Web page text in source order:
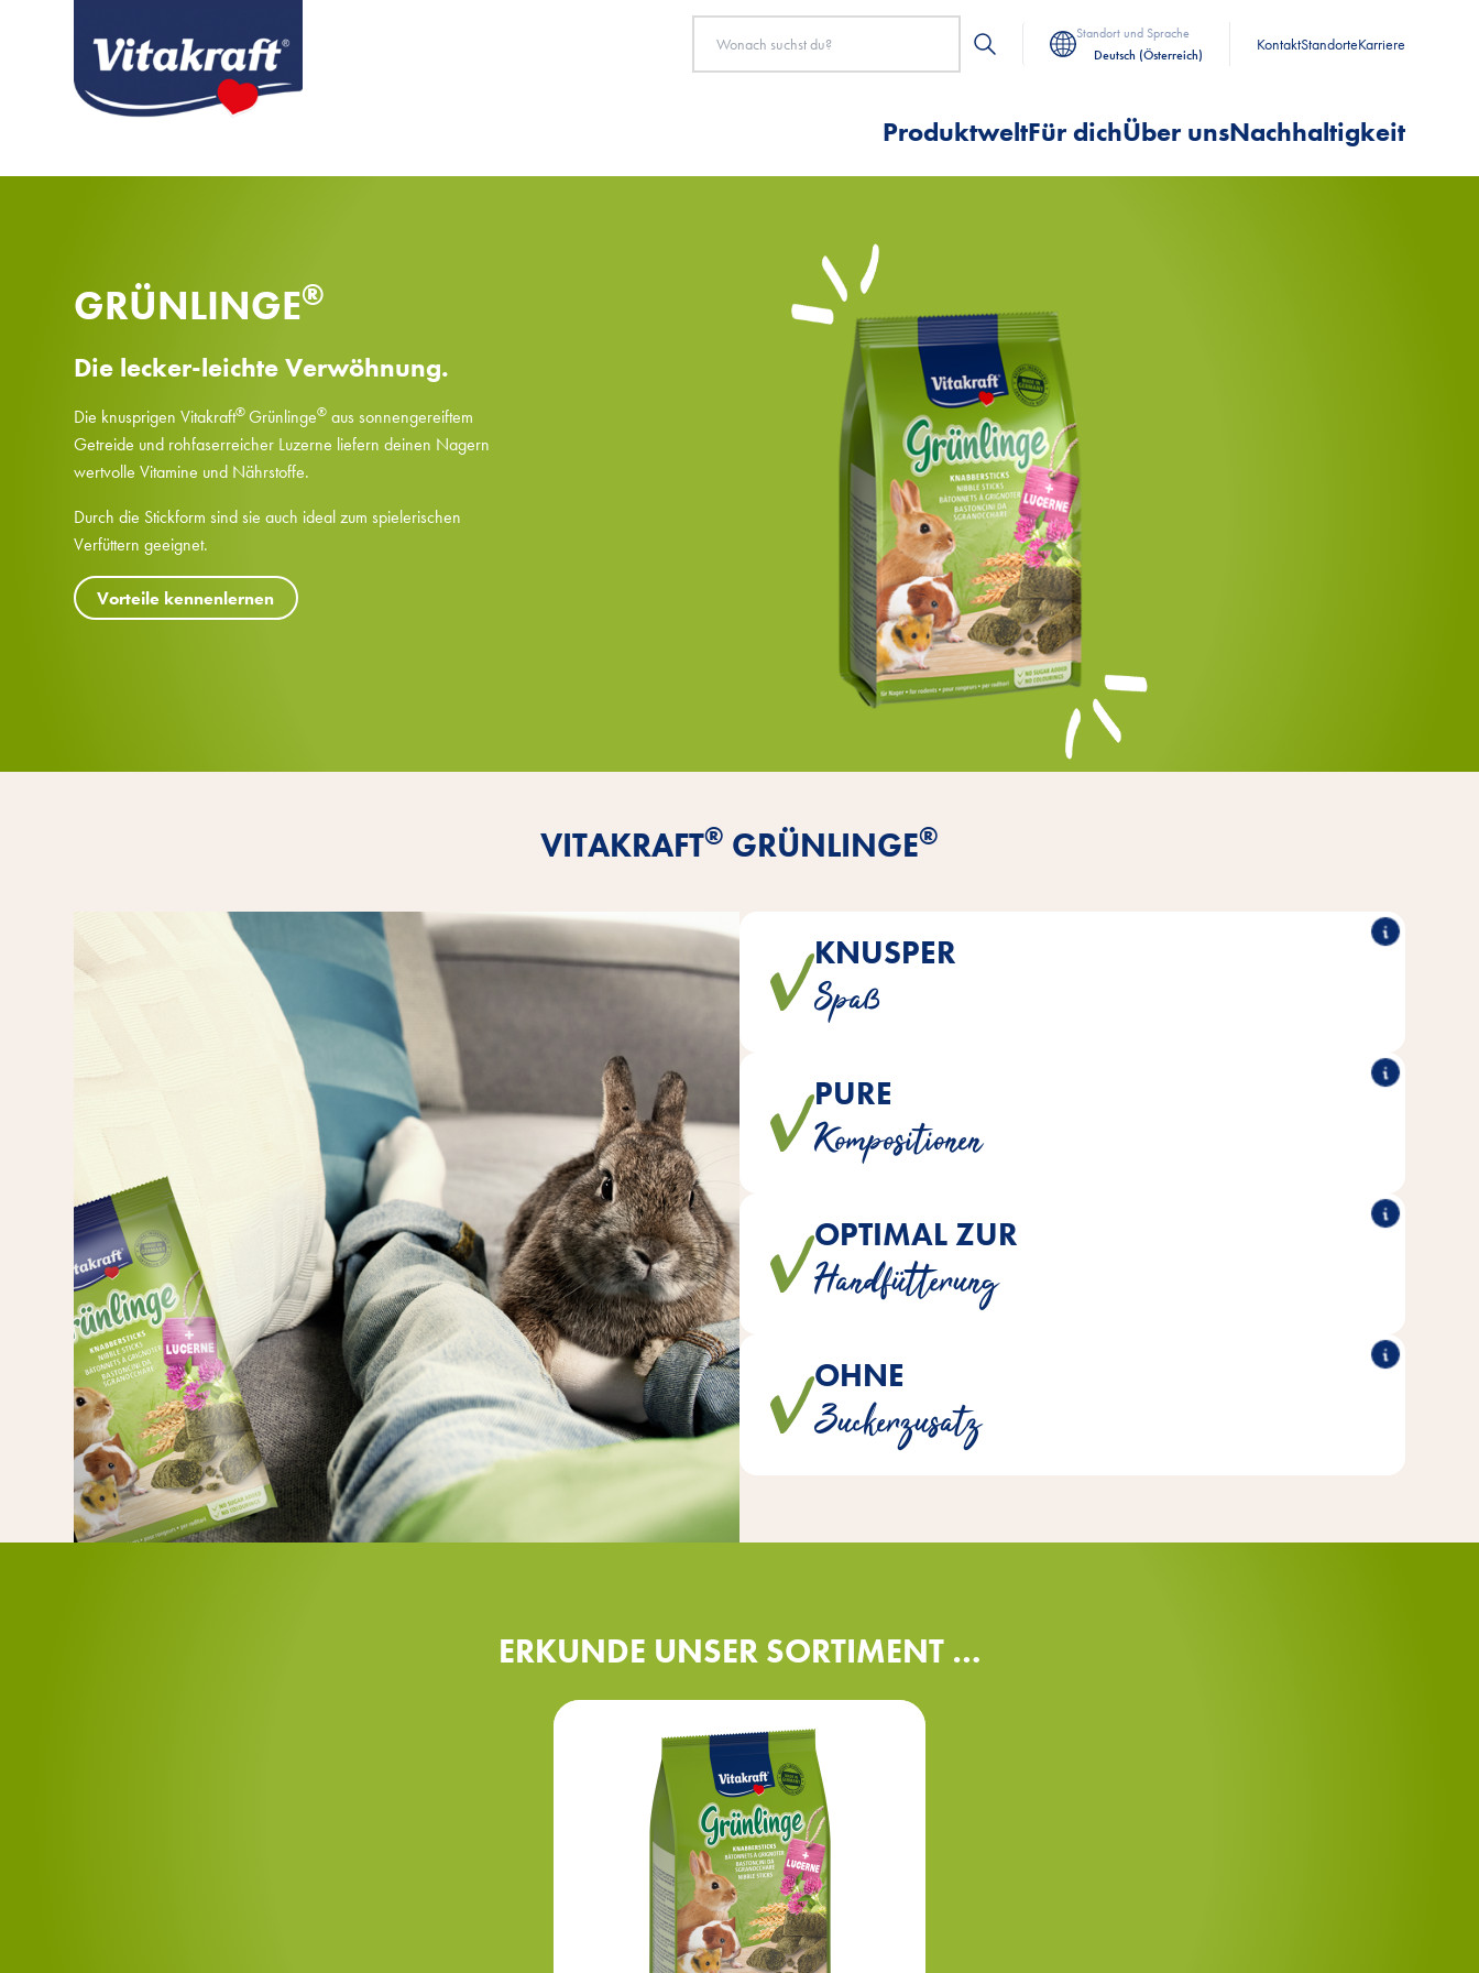
Standort und Sprache
Deutsch (Österreich)
KontaktStandorteKarriere
ProduktweltFür dichÜber unsNachhaltigkeit
GRÜNLINGE®
Die lecker-leichte Verwöhnung.
Die knusprigen Vitakraft® Grünlinge® aus sonnengereiftem
Getreide und rohfaserreicher Luzerne liefern deinen Nagern
wertvolle Vitamine und Nährstoffe.
Durch die Stickform sind sie auch ideal zum spielerischen
Verfüttern geeignet.
Vorteile kennenlernen
VITAKRAFT® GRÜNLINGE®
KNUSPER
Spaß
Die leckeren Sticks aus sonnengereiftem Getreide und rohfaserreicher Luzerne laden
PURE
Kompositionen
wird auf die Zugabe von künstlichen Farb-, Aroma- und
Konservierungsstoffen verzichtet.
OPTIMAL ZUR
Handfütterung
sind ein artgerechter, lecker-knuspriger Snack zum Verwöhnen.
OHNE
Zuckerzusatz
Um eine naturnahe Ernährung zu gewährleisten, wird den Mischungen kein Zucker
ERKUNDE UNSER SORTIMENT …